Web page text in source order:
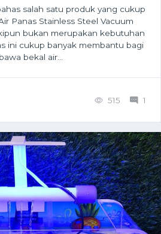
salah satu produk yang cukup
Panas Stainless Steel Vacuum
bukan merupakan kebutuhan
ini cukup banyak membantu bagi
bekal air...
515 1